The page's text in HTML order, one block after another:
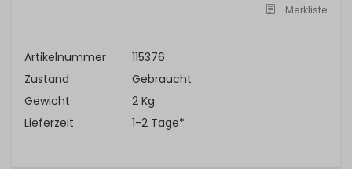
Merkliste
Artikelnummer
115376
Zustand
Gebraucht
Gewicht
2 Kg
Lieferzeit
1-2 Tage*